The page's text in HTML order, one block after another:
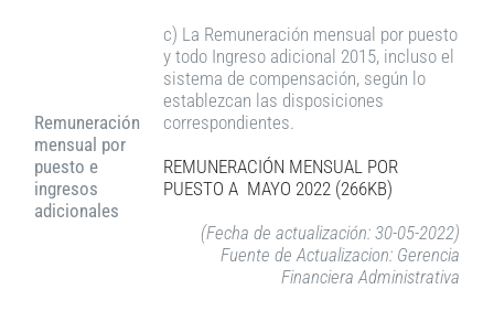
Remuneración
mensual por
puesto e
ingresos
adicionales
c) La Remuneración mensual por puesto
y todo Ingreso adicional 2015, incluso el
sistema de compensación, según lo
establezcan las disposiciones
correspondientes.
REMUNERACIÓN MENSUAL POR
PUESTO A MAYO 2022 (266KB)
(Fecha de actualización: 30-05-2022)
Fuente de Actualizacion: Gerencia
Financiera Administrativa